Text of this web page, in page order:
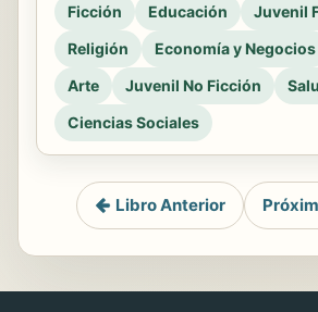
Ficción Educación
Juvenil
Religión
Economía y Negocios
Arte
Juvenil No Ficción
Ciencias Sociales
Libro Anterior